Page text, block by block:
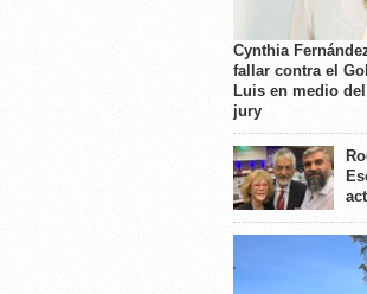
Cynthia
fallar contra el
Luis en medio
jury